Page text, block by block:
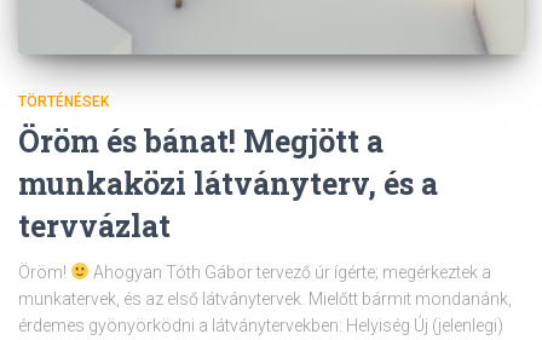
TÖRTÉNÉSEK
Öröm és bánat! Megjött a
munkaközi látványterv, és a
tervvázlat
Öröm!
Ahogyan Tóth Gábor tervező úr ígérte; megérkeztek a
munkatervek, és az első látványtervek. Mielőtt bármit mondanánk,
érdemes gyönyörködni a látványtervekben: Helyiség Új (jelenlegi)